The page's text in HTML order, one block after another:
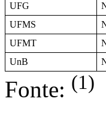
UFG
UFMS
UFMT
UnB
Fonte: (1)